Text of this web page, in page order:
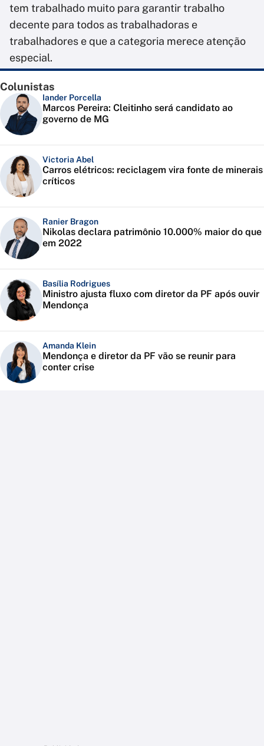
tem trabalhado muito para garantir trabalho
decente para todos as trabalhadoras e
trabalhadores e que a categoria merece atenção
especial.
Colunistas
Iander Porcella
Marcos Pereira: Cleitinho será candidato ao
governo de MG
Victoria Abel
Carros elétricos: reciclagem vira fonte de minerais
críticos
Ranier Bragon
Nikolas declara patrimônio 10.000% maior do que
em 2022
Basília Rodrigues
Ministro ajusta fluxo com diretor da PF após ouvir
Mendonça
Amanda Klein
Mendonça e diretor da PF vão se reunir para
conter crise